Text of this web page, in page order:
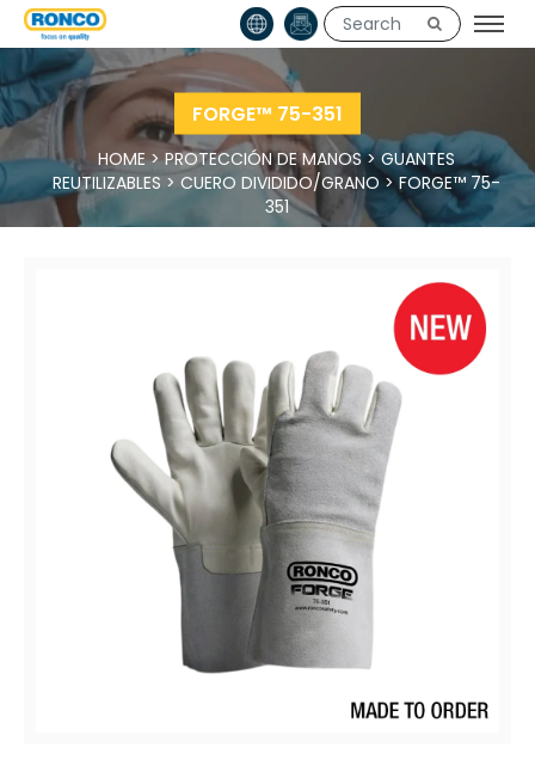
FORGE™ 75-351
HOME>PROTECCIÓN DE MANOS>GUANTES
REUTILIZABLES > CUERO DIVIDIDO/GRANO >FORGE™ 75-
351